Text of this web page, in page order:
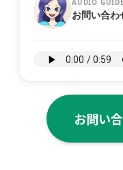
AUDIO GUIDE
お問い合
お問い